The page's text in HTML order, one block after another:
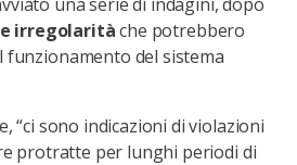
irregolaritàche potrebbero
funzionamento del sistema
“ci sono indicazioni di violazioni
protratte per lunghi periodi di